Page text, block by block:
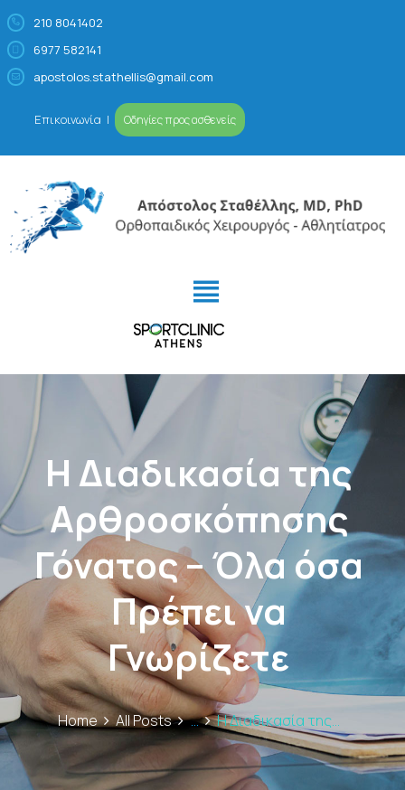
210 8041402
6977 582141
apostolos.stathellis@gmail.com
Επικοινωνία | Οδηγίες προς ασθενείς
Η Διαδικασία της
Αρθροσκόπησης
Γόνατος – Όλα όσα
Πρέπει να
Γνωρίζετε
Home All Posts ... Η Διαδικασία της...
Ορθοπαιδικός Χειρουργός – Αθλητίατρος
ΙΑΤΡΕΊΟ
ΠΡΟΦΊΛ
ΚΑΚΏΣΕΙΣ
ΕΙΔΙΚΕΎΣΕΙΣ
VIDEOS/MEDIA